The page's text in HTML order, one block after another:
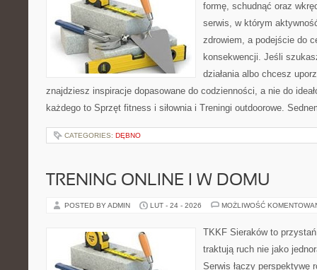
formę, schudnąć oraz
serwis, w którym
zdrowiem, a podejście do
konsekwencji. Jeśli
działania albo chcesz
znajdziesz inspiracje dopasowane do codzienności, a nie do
każdego to Sprzęt fitness i siłownia i Treningi outdoorowe.
CATEGORIES: DĘBNO
TRENING ONLINE I W DOMU
POSTED BY ADMIN LUT - 24 - 2026 MOŻLIWOŚĆ
TKKF Sieraków to
traktują ruch nie jako
Serwis łączy perspektywę